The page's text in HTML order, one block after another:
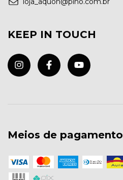
KEEP IN TOUCH
Meios de pagamento